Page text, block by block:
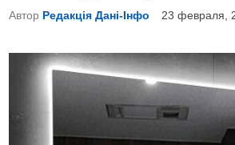
о
а
Автор Редакція Дані-Інфо 23 февраля,